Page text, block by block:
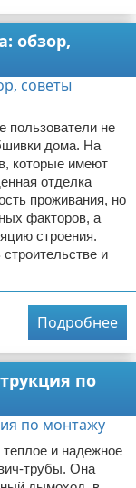
обзор,
пользователи не
дома. На
которые имеют
отделка
проживания, но
факторов, а
строения.
и
Подробнее
по
и надежное
трубы. Она